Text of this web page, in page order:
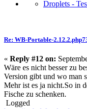
Re: WB-Portable-
« Reply #12 on:
Wäre es nicht besser zu
Version gibt und wo man
Mehr ist es ja nicht.So in
Fische zu schenken.
Logged